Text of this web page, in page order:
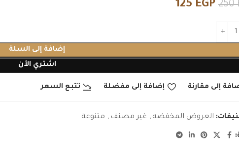
250
125 EGP
إضافة إلى السلة
اشتري الأن
إلى مقارنة إضافة إلى مفضلة تتبع السعر
العروض المخفضه , غير مصنف , متنوعة